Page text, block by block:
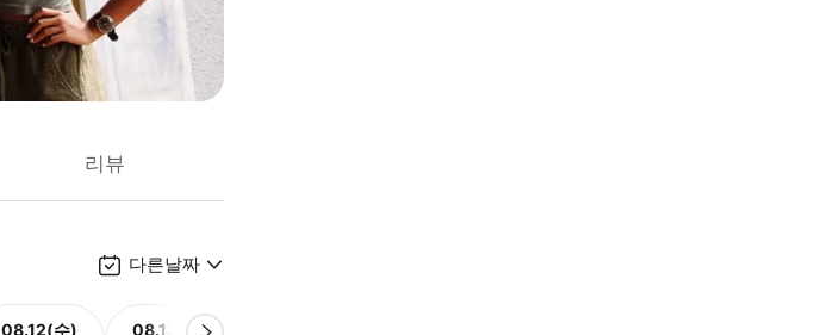
리뷰
다른날짜
08.12(수) 08.13(목)